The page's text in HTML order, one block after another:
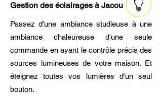
Gestion des éclairages à Jacou
Passez d'une ambiance studieuse à une
ambiance chaleureuse d'une seule
commande en ayant le contrôle précis des
sources lumineuses de votre maison. Et
éteignez toutes vos lumières d'un seul
bouton.